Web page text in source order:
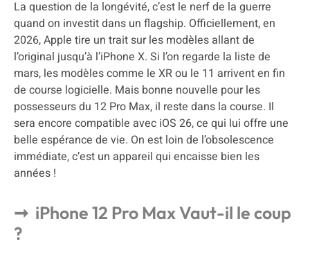
La question de la longévité, c’est le nerf de la guerre
quand on investit dans un flagship. Officiellement, en
2026, Apple tire un trait sur les modèles allant de
l’original jusqu’à l’iPhone X. Si l’on regarde la liste de
mars, les modèles comme le XR ou le 11 arrivent en fin
de course logicielle. Mais bonne nouvelle pour les
possesseurs du 12 Pro Max, il reste dans la course. Il
sera encore compatible avec iOS 26, ce qui lui offre une
belle espérance de vie. On est loin de l’obsolescence
immédiate, c’est un appareil qui encaisse bien les
années !
iPhone 12 Pro Max Vaut-il le coup
?